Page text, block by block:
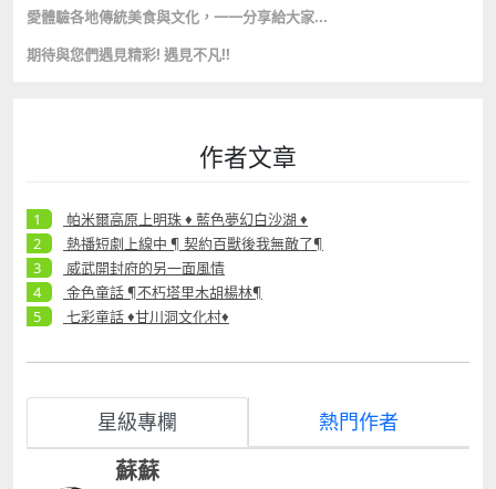
愛體驗各地傳統美食與文化， 一一分享給大家...
期待與您們遇見精彩! 遇見不凡!!
作者文章
帕米爾高原上明珠 ♦ 藍色夢幻白沙湖 ♦
熱播短劇上線中 ¶ 契約百獸後我無敵了¶
威武開封府的另一面風情
金色童話 ¶不朽塔里木胡楊林¶
七彩童話 ♦甘川洞文化村♦
星級專欄 熱門作者
蘇蘇